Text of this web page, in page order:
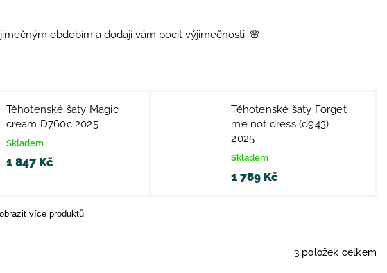
obdobím a dodají vám pocit výjimečnosti. 🌸
Těhotenské šaty Magic
cream D760c 2025
Skladem
1 847 Kč
Těhotenské šaty Forget
me not dress (d943)
2025
Skladem
1 789 Kč
více produktů
3 položek celkem